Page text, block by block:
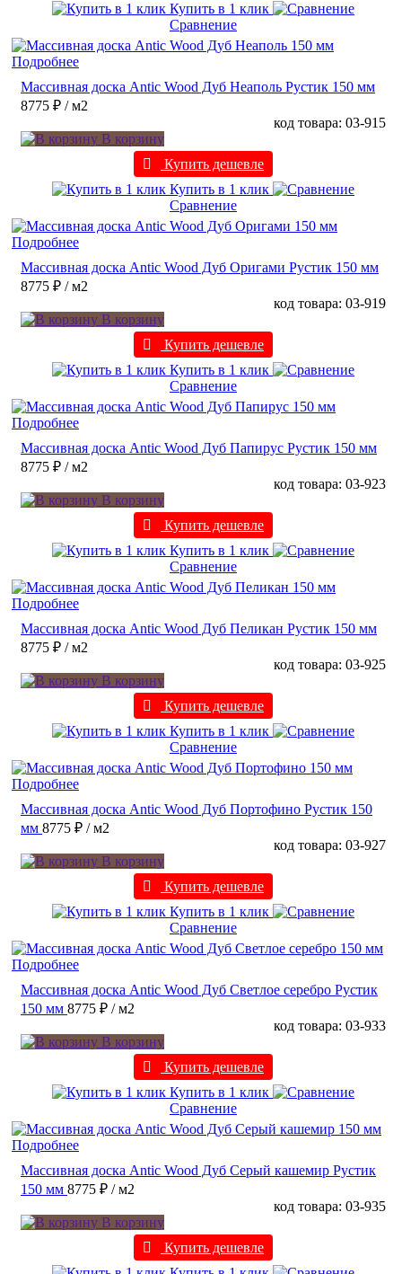
Купить в 1 клик
Сравнение
Подробнее
Массивная доска Antic Wood Дуб Неаполь Рустик 150 мм
8775 ₽ / м2
код товара: 03-915
В корзину
Купить дешевле
Купить в 1 клик
Сравнение
Подробнее
Массивная доска Antic Wood Дуб Оригами Рустик 150 мм
8775 ₽ / м2
код товара: 03-919
В корзину
Купить дешевле
Купить в 1 клик
Сравнение
Подробнее
Массивная доска Antic Wood Дуб Папирус Рустик 150 мм
8775 ₽ / м2
код товара: 03-923
В корзину
Купить дешевле
Купить в 1 клик
Сравнение
Подробнее
Массивная доска Antic Wood Дуб Пеликан Рустик 150 мм
8775 ₽ / м2
код товара: 03-925
В корзину
Купить дешевле
Купить в 1 клик
Сравнение
Подробнее
Массивная доска Antic Wood Дуб Портофино Рустик 150
мм 8775 ₽ / м2
код товара: 03-927
В корзину
Купить дешевле
Купить в 1 клик
Сравнение
Подробнее
Массивная доска Antic Wood Дуб Светлое серебро Рустик
150 мм 8775 ₽ / м2
код товара: 03-933
В корзину
Купить дешевле
Купить в 1 клик
Сравнение
Подробнее
Массивная доска Antic Wood Дуб Серый кашемир Рустик
150 мм 8775 ₽ / м2
код товара: 03-935
В корзину
Купить дешевле